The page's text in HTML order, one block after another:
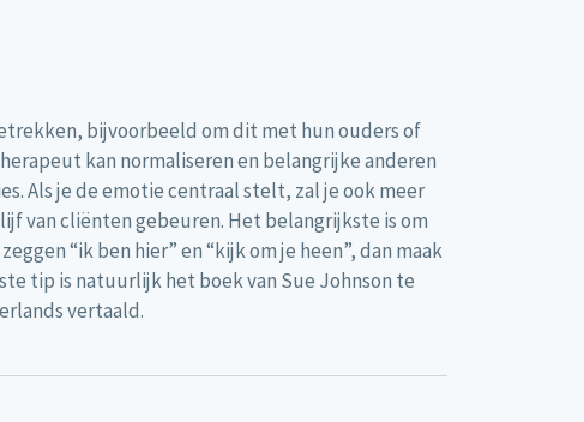
bijvoorbeeld om dit met hun ouders of
kan normaliseren en belangrijke anderen
Als je de emotie centraal stelt, zal je ook meer
van cliënten gebeuren. Het belangrijkste is om
“ik ben hier” en “kijk om je heen”, dan maak
tip is natuurlijk het boek van Sue Johnson te
vertaald.